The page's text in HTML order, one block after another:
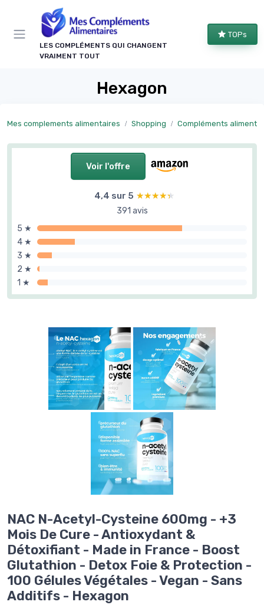
LES COMPLÉMENTS QUI CHANGENT
VRAIMENT TOUT
TOPs
Hexagon
Mes complements alimentaires Shopping Compléments alimentaires par
Voir l'offre
4,4 sur 5 ★★★★★
★★★★★
391 avis
5 ★
4 ★
3 ★
2 ★
1 ★
NAC N-Acetyl-Cysteine 600mg - +3
Mois De Cure - Antioxydant &
Détoxifiant - Made in France - Boost
Glutathion - Detox Foie & Protection -
100 Gélules Végétales - Vegan - Sans
Additifs - Hexagon
Panneau de gestion des cookies